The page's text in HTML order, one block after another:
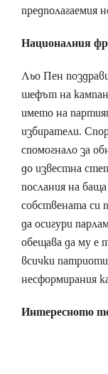
предполагаемия
Националния
Льо Пен
шефът на
името на
избиратели.
спомогнало за
до известна
послания на
собствената си
да осигури
обещава да му е
всички
несформирания
Интересното